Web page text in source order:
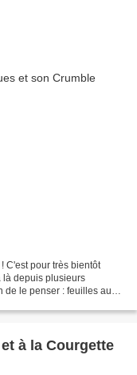
C'est pour très bientôt
là depuis plusieurs
de le penser : feuilles au
à la Courgette